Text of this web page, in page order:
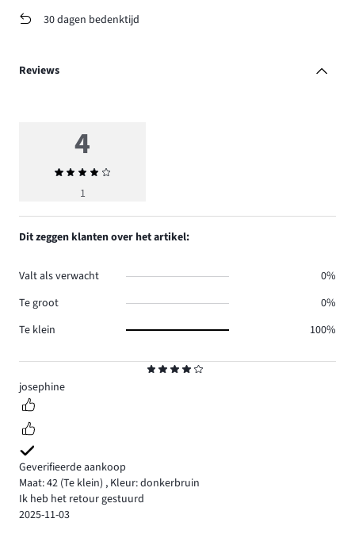
30 dagen bedenktijd
Reviews
4
josephine
Geverifieerde aankoop
Maat: 42 (Te klein) , Kleur: donkerbruin
Ik heb het retour gestuurd
2025-11-03
4
Gemiddelde
beoordeling
1
Dit zeggen klanten over het artikel:
Valt als verwacht
0%
Te groot
0%
Te klein
100%